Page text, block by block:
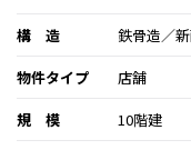
構 造
鉄骨造／
物件タイプ
店舗
規 模
10階建